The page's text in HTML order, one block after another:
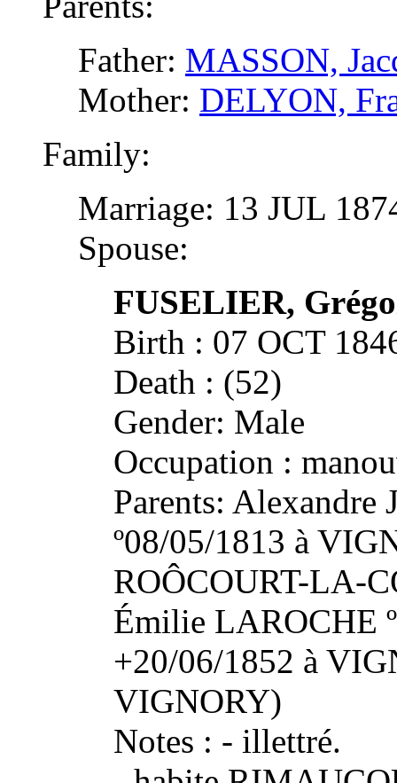
Father: MASSON,
Mother: DELYON,
Family:
Marriage: 13 JUL
Spouse:
FUSELIER,
Birth : 07 OCT
Death : (52)
Gender: Male
Occupation :
Parents: Alexandre
º08/05/1813 à
ROÔCOURT-LA-
Émilie LAROCHE
+20/06/1852 à
VIGNORY)
Notes : - illettré.